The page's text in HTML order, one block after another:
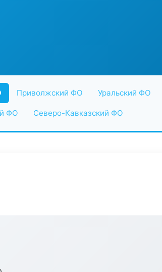
Приволжский ФО Уральский ФО
ФО Северо-Кавказский ФО